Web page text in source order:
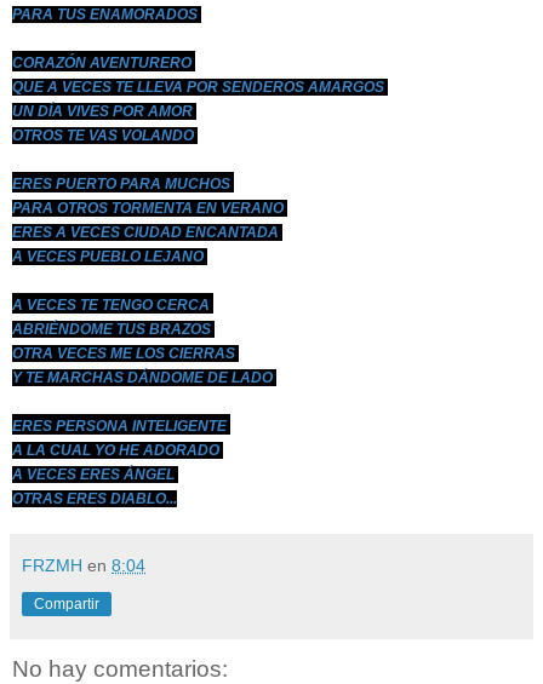
PARA TUS ENAMORADOS
CORAZÓN AVENTURERO
QUE A VECES TE LLEVA POR SENDEROS AMARGOS
UN DÍA VIVES POR AMOR
OTROS TE VAS VOLANDO
ERES PUERTO PARA MUCHOS
PARA OTROS TORMENTA EN VERANO
ERES A VECES CIUDAD ENCANTADA
A VECES PUEBLO LEJANO
A VECES TE TENGO CERCA
ABRIÉNDOME TUS BRAZOS
OTRA VECES ME LOS CIERRAS
Y TE MARCHAS DÁNDOME DE LADO
ERES PERSONA INTELIGENTE
A LA CUAL YO HE ADORADO
A VECES ERES ÁNGEL
OTRAS ERES DIABLO...
FRZMH en 8:04
Compartir
No hay comentarios: